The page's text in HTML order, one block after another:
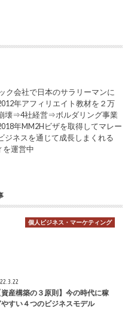
ク会社で日本のサラリーマンに
年アフィリエイト教材を２万
壊⇒4社経営⇒ボルダリング事業
年MM2Hビザを取得してマレー
ネスを通じて成長しまくれる
を運営中
個人ビジネス・マーケティング
資産構築の３原則】今の時代に稼
やすい４つのビジネスモデル